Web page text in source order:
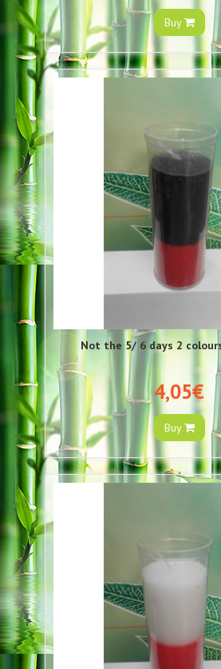
Buy
Not the 5/ 6 days 2
4,05€
Buy